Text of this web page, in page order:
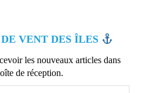
VENT DES ÎLES
les nouveaux articles dans
de réception.